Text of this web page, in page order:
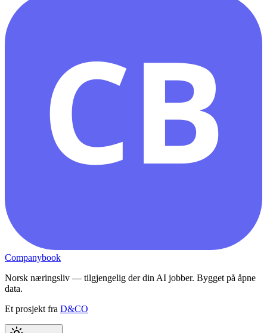
CB
Companybook
Norsk næringsliv — tilgjengelig der din AI jobber. Bygget på åpne
data.
Et prosjekt fra D&CO